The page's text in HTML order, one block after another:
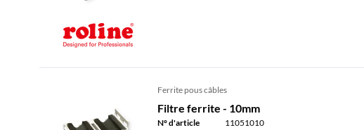
Ferrite pous câbles
Filtre ferrite - 10mm
N° d'article
11051010